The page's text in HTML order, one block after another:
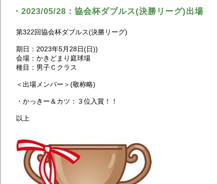
・2023/05/28：協会杯ダブルス(決勝リーグ)出場
第322回協会杯ダブルス(決勝リーグ)
期日：2023年5月28日(日))
会場：かきどまり庭球場
種目：男子Ｃクラス
＜出場メンバー＞(敬称略)
・かっきー＆カツ：３位入賞！！
以上